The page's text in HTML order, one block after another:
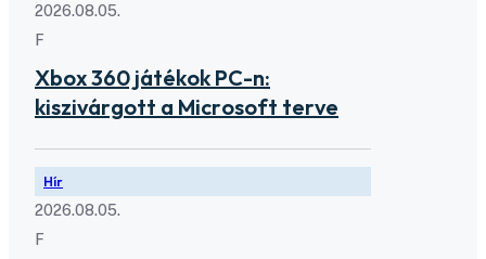
2026.08.05.
F
Xbox 360 játékok PC-n:
kiszivárgott a Microsoft terve
Hír
2026.08.05.
F